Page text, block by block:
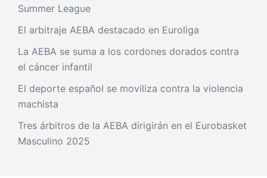
Summer League
El arbitraje AEBA destacado en Euroliga
La AEBA se suma a los cordones dorados contra
el cáncer infantil
El deporte español se moviliza contra la violencia
machista
Tres árbitros de la AEBA dirigirán en el Eurobasket
Masculino 2025